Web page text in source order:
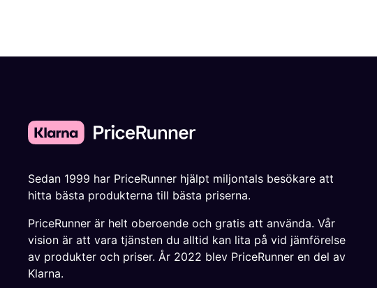
Sedan 1999 har PriceRunner hjälpt miljontals besökare att
hitta bästa produkterna till bästa priserna.
PriceRunner är helt oberoende och gratis att använda. Vår
vision är att vara tjänsten du alltid kan lita på vid jämförelse
av produkter och priser. År 2022 blev PriceRunner en del av
Klarna.